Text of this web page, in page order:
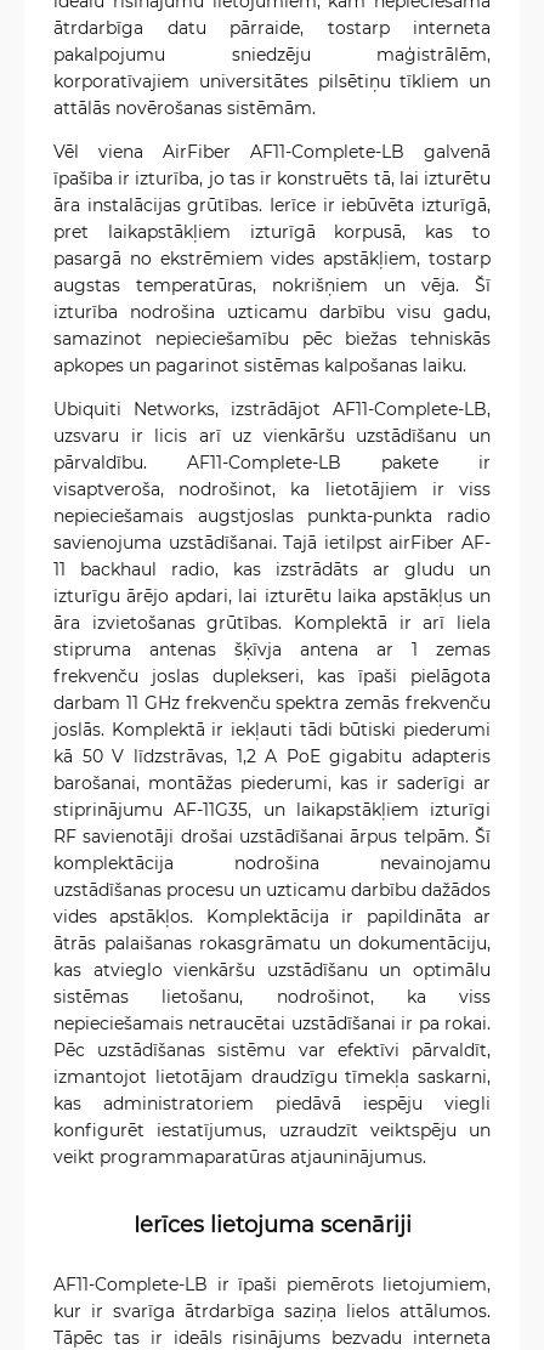
ātrdarbīga datu pārraide, tostarp interneta
pakalpojumu sniedzēju maģistrālēm,
korporatīvajiem universitātes pilsētiņu tīkliem un
attālās novērošanas sistēmām.
Vēl viena AirFiber AF11-Complete-LB galvenā
īpašība ir izturība, jo tas ir konstruēts tā, lai izturētu
āra instalācijas grūtības. Ierīce ir iebūvēta izturīgā,
pret laikapstākļiem izturīgā korpusā, kas to
pasargā no ekstrēmiem vides apstākļiem, tostarp
augstas temperatūras, nokrišņiem un vēja. Šī
izturība nodrošina uzticamu darbību visu gadu,
samazinot nepieciešamību pēc biežas tehniskās
apkopes un pagarinot sistēmas kalpošanas laiku.
Ubiquiti Networks, izstrādājot AF11-Complete-LB,
uzsvaru ir licis arī uz vienkāršu uzstādīšanu un
pārvaldību. AF11-Complete-LB pakete ir
visaptveroša, nodrošinot, ka lietotājiem ir viss
nepieciešamais augstjoslas punkta-punkta radio
savienojuma uzstādīšanai. Tajā ietilpst airFiber AF-
11 backhaul radio, kas izstrādāts ar gludu un
izturīgu ārējo apdari, lai izturētu laika apstākļus un
āra izvietošanas grūtības. Komplektā ir arī liela
stipruma antenas šķīvja antena ar 1 zemas
frekvenču joslas duplekseri, kas īpaši pielāgota
darbam 11 GHz frekvenču spektra zemās frekvenču
joslās. Komplektā ir iekļauti tādi būtiski piederumi
kā 50 V līdzstrāvas, 1,2 A PoE gigabitu adapteris
barošanai, montāžas piederumi, kas ir saderīgi ar
stiprinājumu AF-11G35, un laikapstākļiem izturīgi
RF savienotāji drošai uzstādīšanai ārpus telpām. Šī
komplektācija nodrošina nevainojamu
uzstādīšanas procesu un uzticamu darbību dažādos
vides apstākļos. Komplektācija ir papildināta ar
ātrās palaišanas rokasgrāmatu un dokumentāciju,
kas atvieglo vienkāršu uzstādīšanu un optimālu
sistēmas lietošanu, nodrošinot, ka viss
nepieciešamais netraucētai uzstādīšanai ir pa rokai.
Pēc uzstādīšanas sistēmu var efektīvi pārvaldīt,
izmantojot lietotājam draudzīgu tīmekļa saskarni,
kas administratoriem piedāvā iespēju viegli
konfigurēt iestatījumus, uzraudzīt veiktspēju un
veikt programmaparatūras atjauninājumus.
Ierīces lietojuma scenāriji
AF11-Complete-LB ir īpaši piemērots lietojumiem,
kur ir svarīga ātrdarbīga saziņa lielos attālumos.
Tāpēc tas ir ideāls risinājums bezvadu interneta